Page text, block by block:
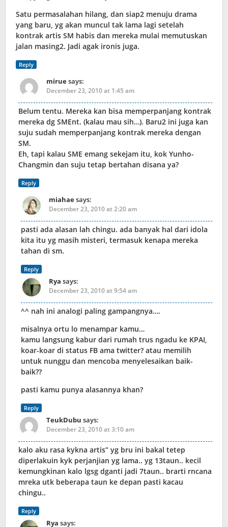
Satu permasalahan hilang, dan siap2 menuju drama
yang baru, yg akan muncul tak lama lagi setelah
kontrak artis SM habis dan mereka mulai memutuskan
jalan masing2. Jadi agak ironis juga.
Reply
miruesays:
December 23, 2010 at 1:45 am
Belum tentu. Mereka kan bisa memperpanjang kontrak
mereka dg SMEnt. (kalau mau sih…). Baru2 ini juga kan
suju sudah memperpanjang kontrak mereka dengan
SM.
Eh, tapi kalau SME emang sekejam itu, kok Yunho-
Changmin dan suju tetap bertahan disana ya?
Reply
miahaesays:
December 23, 2010 at 2:20 am
pasti ada alasan lah chingu. ada banyak hal dari idola
kita itu yg masih misteri, termasuk kenapa mereka
tahan di sm.
Reply
Rya says:
December 23, 2010 at 9:54 am
^^ nah ini analogi paling gampangnya….
misalnya ortu lo menampar kamu…
kamu langsung kabur dari rumah trus ngadu ke KPAI,
koar-koar di status FB ama twitter? atau memilih
untuk nunggu dan mencoba menyelesaikan baik-
baik??
pasti kamu punya alasannya khan?
Reply
TeukDubu says:
December 23, 2010 at 3:10 am
kalo aku rasa kykna artis” yg bru ini bakal tetep
diperlakuin kyk perjanjian yg lama.. yg 13taun.. kecil
kemungkinan kalo lgsg dganti jadi 7taun.. brarti rncana
mreka utk beberapa taun ke depan pasti kacau
chingu..
Reply
Rya says: